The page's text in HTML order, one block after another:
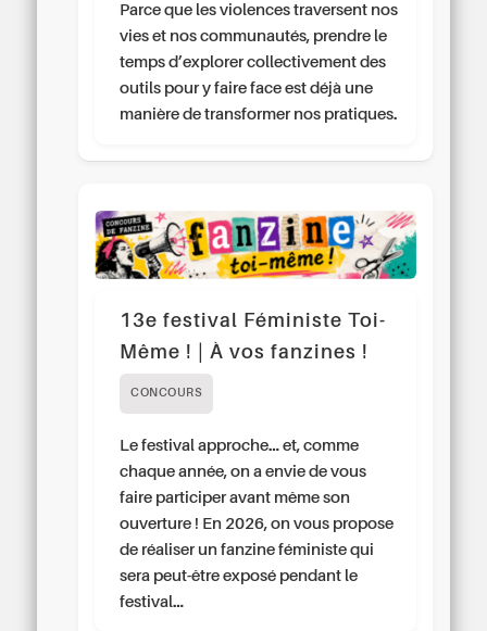
Parce que les violences traversent nos
vies et nos communautés, prendre le
temps d’explorer collectivement des
outils pour y faire face est déjà une
manière de transformer nos pratiques.
13e festival Féministe Toi-
Même ! | À vos fanzines !
CONCOURS
Le festival approche… et, comme
chaque année, on a envie de vous
faire participer avant même son
ouverture ! En 2026, on vous propose
de réaliser un fanzine féministe qui
sera peut-être exposé pendant le
festival…